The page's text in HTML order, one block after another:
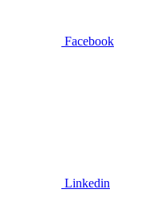
Facebook
Linkedin